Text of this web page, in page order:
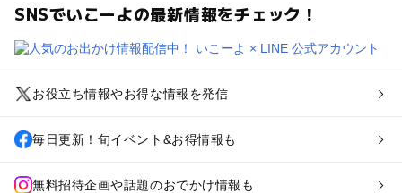
SNSでいこーよの最新情報をチェック！
お役立ち情報やお得な情報を発信
毎日更新！旬イベント&お得情報も
無料招待企画や話題のおでかけ情報も